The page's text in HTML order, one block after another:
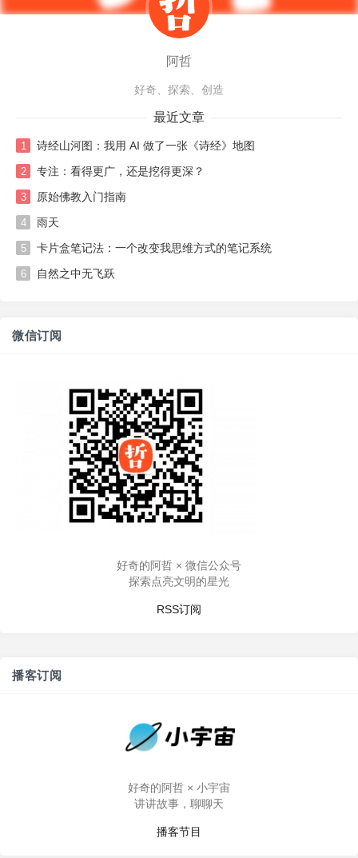
阿哲
好奇、探索、创造
最近文章
1 诗经山河图：我用 AI 做了一张《诗经》地图
2 专注：看得更广，还是挖得更深？
3 原始佛教入门指南
4 雨天
5 卡片盒笔记法：一个改变我思维方式的笔记系统
6 自然之中无飞跃
微信订阅
好奇的阿哲 × 微信公众号
探索点亮文明的星光
RSS订阅
播客订阅
好奇的阿哲 × 小宇宙
讲讲故事，聊聊天
播客节目